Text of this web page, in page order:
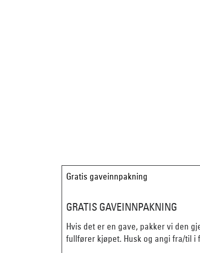
Gratis gaveinnpakning
GRATIS GAVEINNPAKNING
Hvis det er en gave, pakker vi den
fullfører kjøpet. Husk og angi fra/til i